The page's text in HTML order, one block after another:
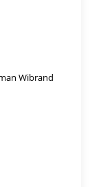
Wibrand